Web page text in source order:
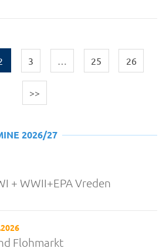
3 25 26
>>
2026/27
+ WWII+EPA Vreden
Flohmarkt